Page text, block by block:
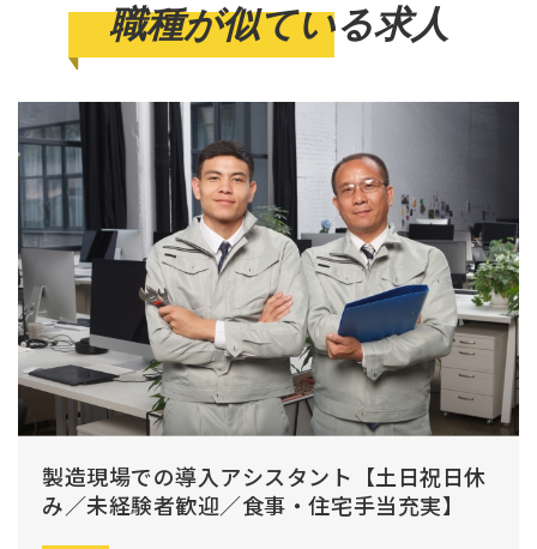
職種が似ている求人
製造現場での導入アシスタント【土日祝日休
み／未経験者歓迎／食事・住宅手当充実】